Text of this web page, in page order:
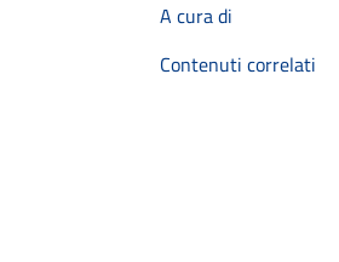
A cura di
Contenuti correlati